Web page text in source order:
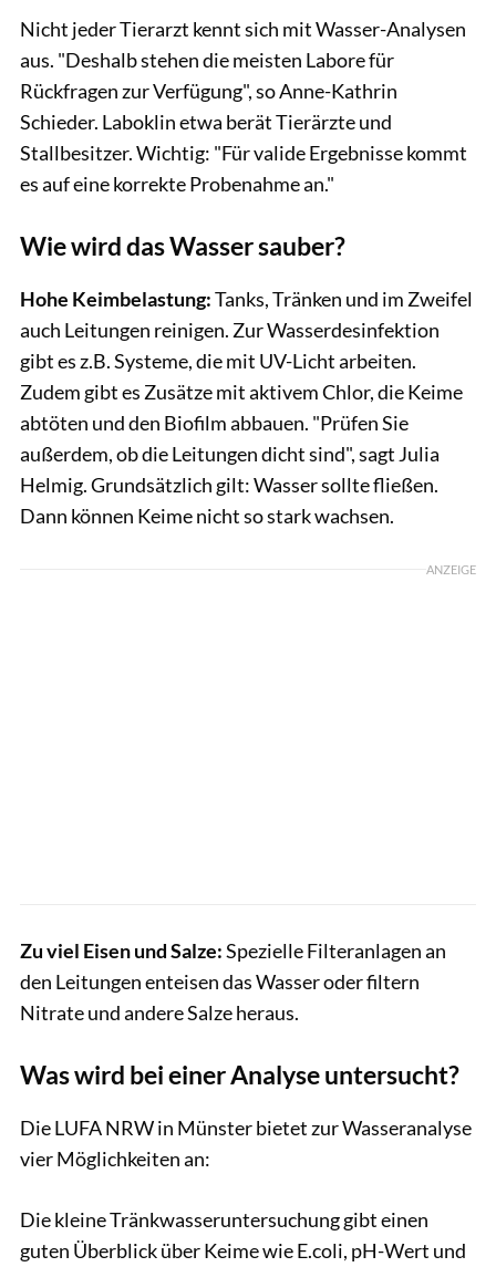
Nicht jeder Tierarzt kennt sich mit Wasser-Analysen
aus. "Deshalb stehen die meisten Labore für
Rückfragen zur Verfügung", so Anne-Kathrin
Schieder. Laboklin etwa berät Tierärzte und
Stallbesitzer. Wichtig: "Für valide Ergebnisse kommt
es auf eine korrekte Probenahme an."
Wie wird das Wasser sauber?
Hohe Keimbelastung:Tanks, Tränken und im Zweifel
auch Leitungen reinigen. Zur Wasserdesinfektion
gibt es z.B. Systeme, die mit UV-Licht arbeiten.
Zudem gibt es Zusätze mit aktivem Chlor, die Keime
abtöten und den Biofilm abbauen. "Prüfen Sie
außerdem, ob die Leitungen dicht sind", sagt Julia
Helmig. Grundsätzlich gilt: Wasser sollte fließen.
Dann können Keime nicht so stark wachsen.
ANZEIGE
Zu viel Eisen und Salze:Spezielle Filteranlagen an
den Leitungen enteisen das Wasser oder filtern
Nitrate und andere Salze heraus.
Was wird bei einer Analyse untersucht?
Die LUFA NRW in Münster bietet zur Wasseranalyse
vier Möglichkeiten an:
Die kleine Tränkwasseruntersuchung gibt einen
guten Überblick über Keime wie E.coli, pH-Wert und